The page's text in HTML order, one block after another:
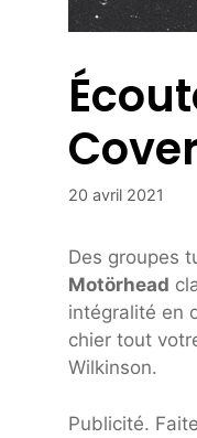
20 avril 2021
Des groupes
Motörhead
intégralité en
chier tout
Wilkinson.
Publicité.